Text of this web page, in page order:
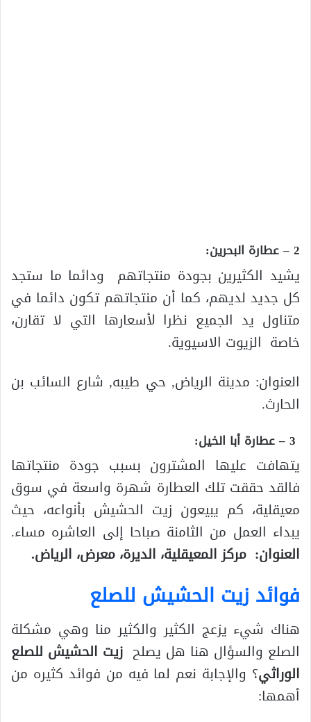
2 – عطارة البحرين:
يشيد الكثيرين بجودة منتجاتهم ودائما ما ستجد
كل جديد لديهم، كما أن منتجاتهم تكون دائما في
متناول يد الجميع نظرا لأسعارها التي لا تقارن،
خاصة الزيوت الاسيوية.
العنوان: مدينة الرياض, حي طيبه, شارع السائب بن
الحارث.
3 – عطارة أبا الخيل:
يتهافت عليها المشترون بسبب جودة منتجاتها
فالقد حققت تلك العطارة شهرة واسعة في سوق
معيقلية، كم يبيعون زيت الحشيش بأنواعه، حيث
يبداء العمل من الثامنة صباحا إلى العاشره مساء.
العنوان: مركز المعيقلية، الديرة، معرض، الرياض.
فوائد زيت الحشيش للصلع
هناك شيء يزعج الكثير والكثير منا وهي مشكلة
الصلع والسؤال هنا هل يصلح زيت الحشيش للصلع
الوراثي؟ والإجابة نعم لما فيه من فوائد كثيره من
أهمها: